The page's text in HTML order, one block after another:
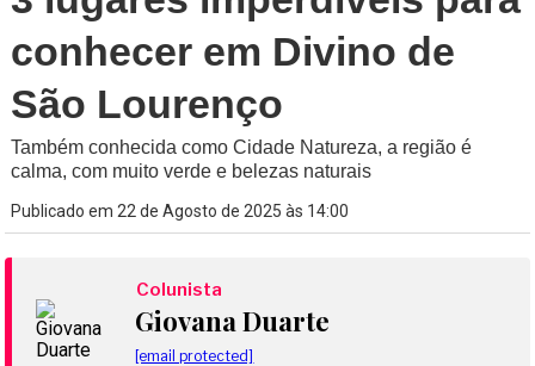
conhecer em Divino de
São Lourenço
Também conhecida como Cidade Natureza, a região é
calma, com muito verde e belezas naturais
Publicado em 22 de Agosto de 2025 às 14:00
Colunista
Giovana Duarte
[email protected]